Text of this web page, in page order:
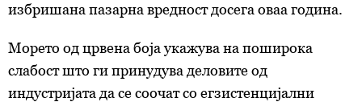
избришана пазарна вредност досега оваа година.
Морето од црвена боја укажува на поширока
слабост што ги принудува деловите од
индустријата да се соочат со егзистенцијални